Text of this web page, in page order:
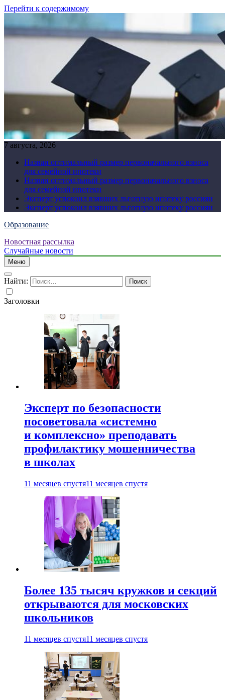
Перейти к содержимому
7 августа, 2026
Назван оптимальный размер первоначального взноса
для семейной ипотеки
Назван оптимальный размер первоначального взноса
для семейной ипотеки
Эксперт успокоил взявших льготную ипотеку россиян
Эксперт успокоил взявших льготную ипотеку россиян
Образование
Новостная рассылка
Случайные новости
Меню
Найти:
Заголовки
Эксперт по безопасности
посоветовала «системно
и комплексно» преподавать
профилактику мошенничества
в школах
11 месяцев спустя11 месяцев спустя
Более 135 тысяч кружков и секций
открываются для московских
школьников
11 месяцев спустя11 месяцев спустя